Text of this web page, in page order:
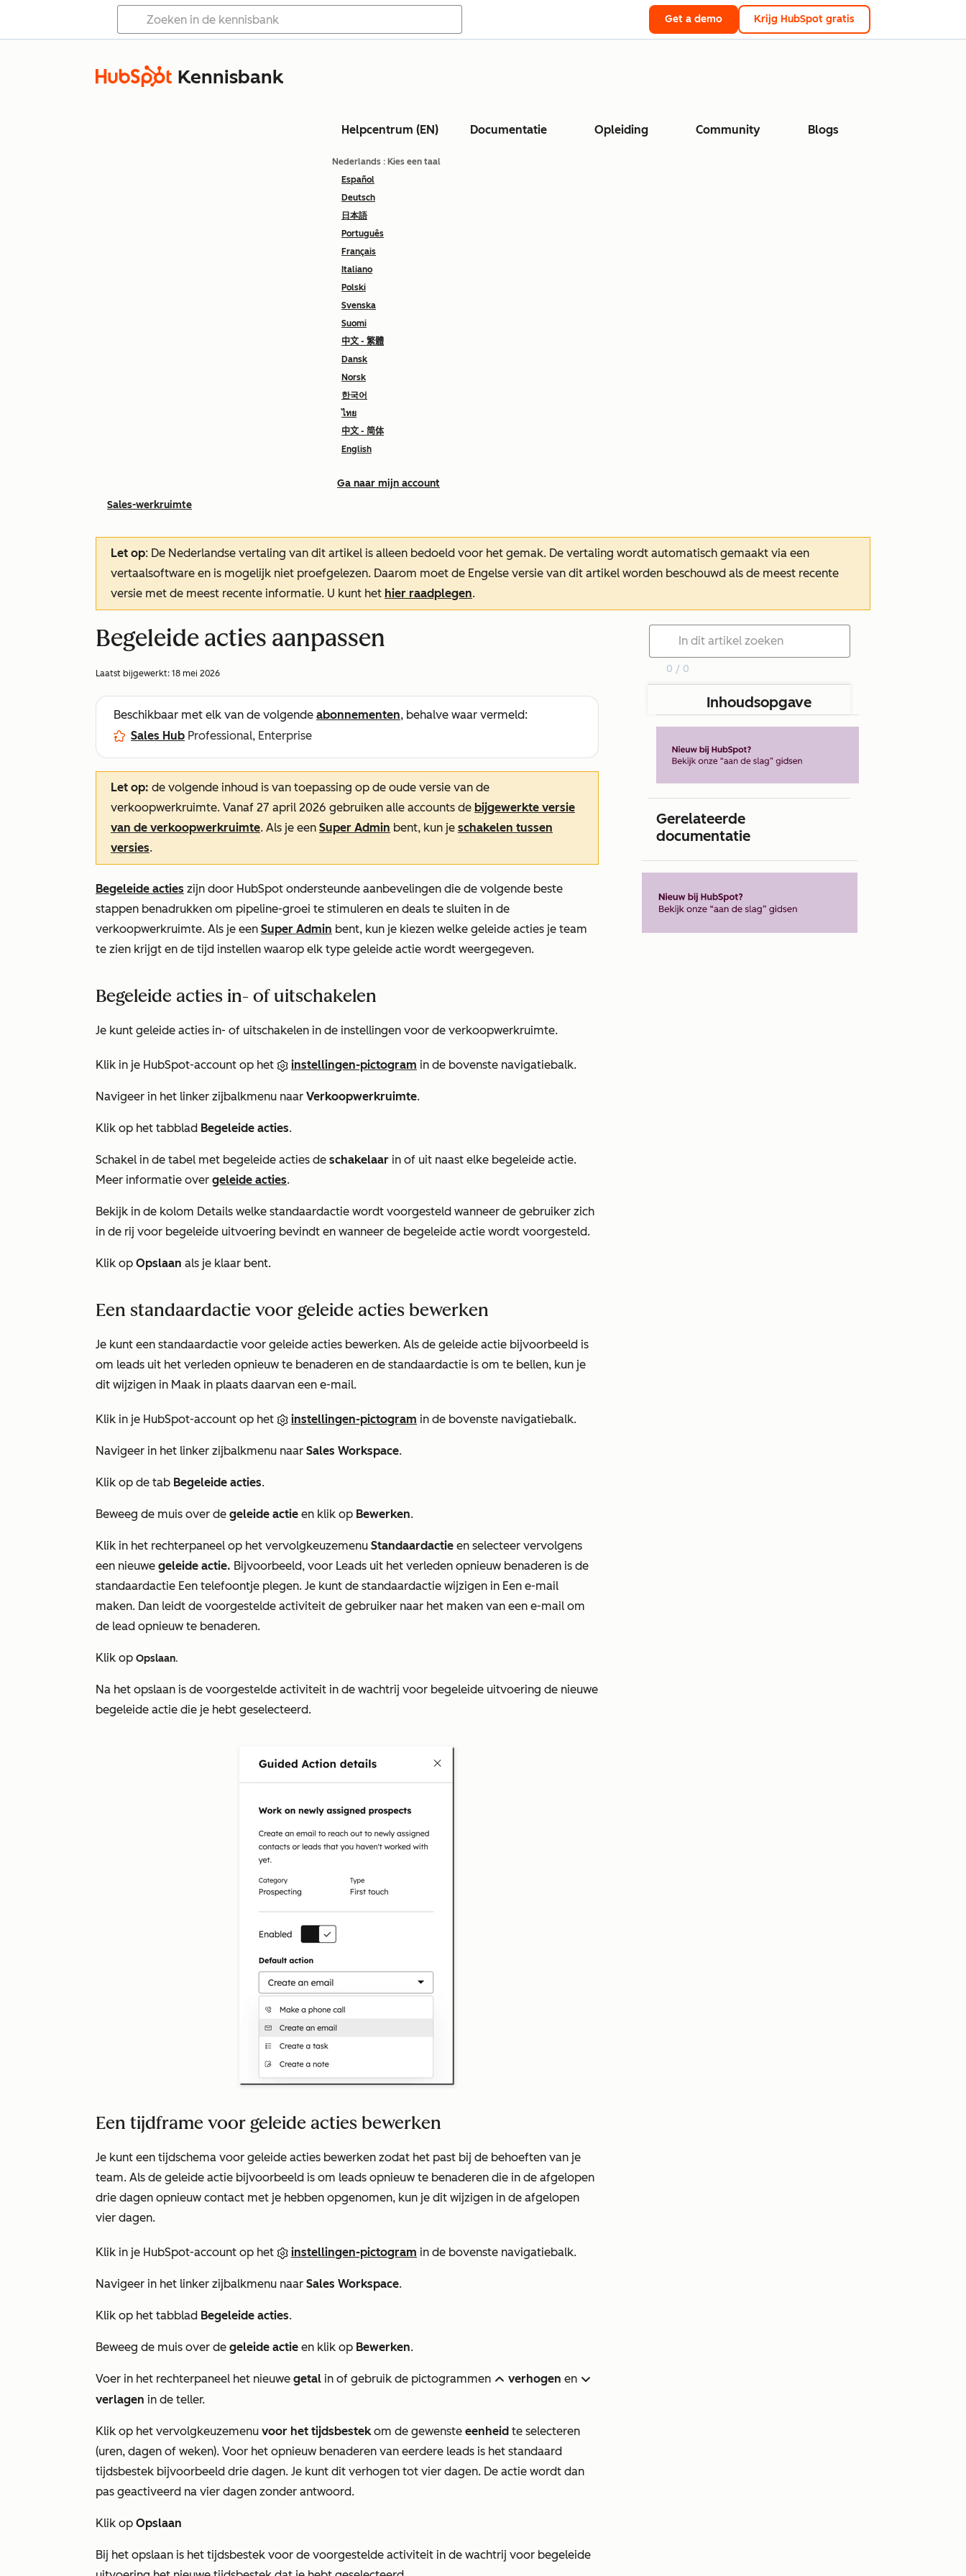
Get a demo Krijg HubSpot gratis
Kennisbank
Helpcentrum (EN) Documentatie Opleiding Community Blogs
Nederlands : Kies een taal
Español
Deutsch
日本語
Português
Français
Italiano
Polski
Svenska
Suomi
中文 - 繁體
Dansk
Norsk
한국어
ไทย
中文 - 简体
English
Ga naar mijn account
Sales-werkruimte
Let op: De Nederlandse vertaling van dit artikel is alleen bedoeld voor het gemak. De vertaling wordt automatisch gemaakt via een
vertaalsoftware en is mogelijk niet proefgelezen. Daarom moet de Engelse versie van dit artikel worden beschouwd als de meest recente
versie met de meest recente informatie. U kunt het hier raadplegen.
Begeleide acties aanpassen
Laatst bijgewerkt: 18 mei 2026
Beschikbaar met elk van de volgende abonnementen, behalve waar vermeld:
Sales Hub Professional, Enterprise
Let op: de volgende inhoud is van toepassing op de oude versie van de
verkoopwerkruimte. Vanaf 27 april 2026 gebruiken alle accounts de bijgewerkte versie
van de verkoopwerkruimte. Als je een Super Admin bent, kun je schakelen tussen
versies.
Begeleide acties zijn door HubSpot ondersteunde aanbevelingen die de volgende beste
stappen benadrukken om pipeline-groei te stimuleren en deals te sluiten in de
verkoopwerkruimte. Als je een Super Admin bent, kun je kiezen welke geleide acties je team
te zien krijgt en de tijd instellen waarop elk type geleide actie wordt weergegeven.
Begeleide acties in- of uitschakelen
Je kunt geleide acties in- of uitschakelen in de instellingen voor de verkoopwerkruimte.
Klik in je HubSpot-account op het instellingen-pictogram in de bovenste navigatiebalk.
Navigeer in het linker zijbalkmenu naar Verkoopwerkruimte.
Klik op het tabblad Begeleide acties.
Schakel in de tabel met begeleide acties de schakelaar in of uit naast elke begeleide actie.
Meer informatie over geleide acties.
Bekijk in de kolom Details welke standaardactie wordt voorgesteld wanneer de gebruiker zich
in de rij voor begeleide uitvoering bevindt en wanneer de begeleide actie wordt voorgesteld.
Klik op Opslaan als je klaar bent.
Een standaardactie voor geleide acties bewerken
Je kunt een standaardactie voor geleide acties bewerken. Als de geleide actie bijvoorbeeld is
om leads uit het verleden opnieuw te benaderen en de standaardactie is om te bellen, kun je
dit wijzigen in Maak in plaats daarvan een e-mail.
Klik in je HubSpot-account op het instellingen-pictogram in de bovenste navigatiebalk.
Navigeer in het linker zijbalkmenu naar Sales Workspace.
Klik op de tab Begeleide acties.
Beweeg de muis over de geleide actie en klik op Bewerken.
Klik in het rechterpaneel op het vervolgkeuzemenu Standaardactie en selecteer vervolgens
een nieuwe geleide actie. Bijvoorbeeld, voor Leads uit het verleden opnieuw benaderen is de
standaardactie Een telefoontje plegen. Je kunt de standaardactie wijzigen in Een e-mail
maken. Dan leidt de voorgestelde activiteit de gebruiker naar het maken van een e-mail om
de lead opnieuw te benaderen.
Klik op Opslaan.
Na het opslaan is de voorgestelde activiteit in de wachtrij voor begeleide uitvoering de nieuwe
begeleide actie die je hebt geselecteerd.
Een tijdframe voor geleide acties bewerken
Je kunt een tijdschema voor geleide acties bewerken zodat het past bij de behoeften van je
team. Als de geleide actie bijvoorbeeld is om leads opnieuw te benaderen die in de afgelopen
drie dagen opnieuw contact met je hebben opgenomen, kun je dit wijzigen in de afgelopen
vier dagen.
Klik in je HubSpot-account op het instellingen-pictogram in de bovenste navigatiebalk.
Navigeer in het linker zijbalkmenu naar Sales Workspace.
Klik op het tabblad Begeleide acties.
Beweeg de muis over de geleide actie en klik op Bewerken.
Voer in het rechterpaneel het nieuwe getal in of gebruik de pictogrammen upIcon verhogen en downIcon
verlagen in de teller.
Klik op het vervolgkeuzemenu voor het tijdsbestek om de gewenste eenheid te selecteren
(uren, dagen of weken). Voor het opnieuw benaderen van eerdere leads is het standaard
tijdsbestek bijvoorbeeld drie dagen. Je kunt dit verhogen tot vier dagen. De actie wordt dan
pas geactiveerd na vier dagen zonder antwoord.
Klik op Opslaan
Bij het opslaan is het tijdsbestek voor de voorgestelde activiteit in de wachtrij voor begeleide
0 / 0
Inhoudsopgave
Gerelateerde
documentatie